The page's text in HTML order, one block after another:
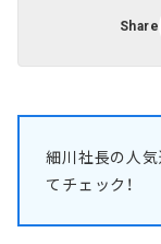
Share
細川社長の人気
てチェック！